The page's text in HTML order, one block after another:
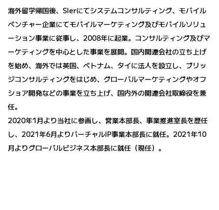
海外留学帰国後、SIerにてシステムコンサルティング、モバイル
ベンチャー企業にてモバイルマーケティング及びモバイルソリュ
ーション事業に従事し、2008年に起業。コンサルティング及びマ
ーケティングを中心とした事業を展開。国内関連会社の立ち上げ
を始め、海外では英国、ベトナム、タイに法人を設立し、ブリッ
ジコンサルティングをはじめ、グローバルマーケティングやオフ
ショア開発などの事業を立ち上げ、国内外の関連会社取締役を兼
任。
2020年1月より当社に参画し、営業本部長、事業推進室長を歴任
し、2021年6月よりバーチャルIP事業本部長に就任。2021年10
月よりグローバルビジネス本部長に就任（現任）。